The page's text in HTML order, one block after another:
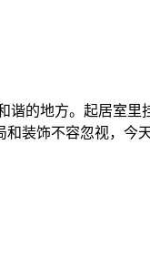
的地方。起居室里
装饰不容忽视，今